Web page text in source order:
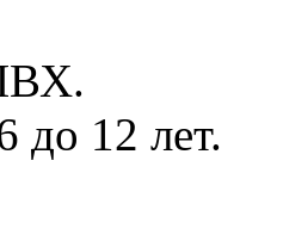
до 12 лет.